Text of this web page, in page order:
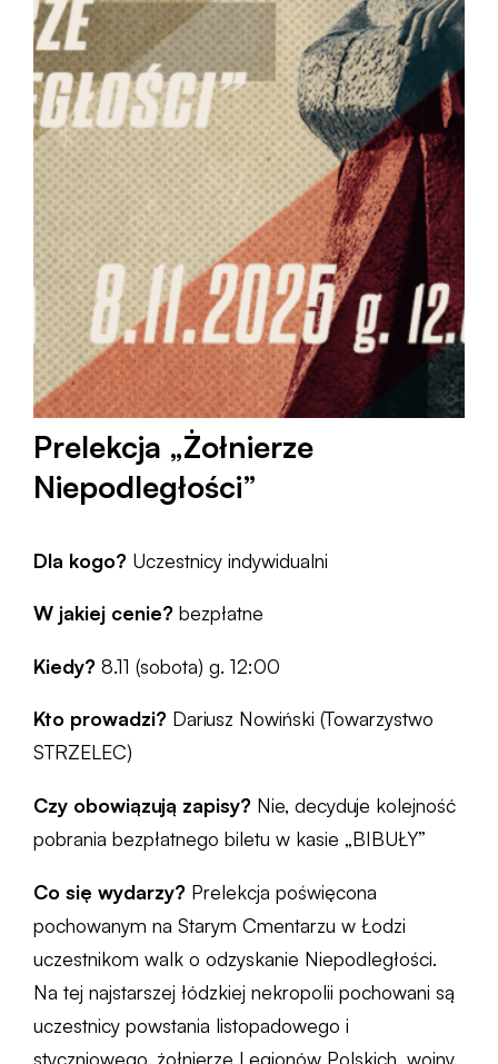
Prelekcja „Żołnierze
Niepodległości”
Dla kogo? Uczestnicy indywidualni
W jakiej cenie? bezpłatne
Kiedy? 8.11 (sobota) g. 12:00
Kto prowadzi? Dariusz Nowiński (Towarzystwo
STRZELEC)
Czy obowiązują zapisy? Nie, decyduje kolejność
pobrania bezpłatnego biletu w kasie „BIBUŁY”
Co się wydarzy? Prelekcja poświęcona
pochowanym na Starym Cmentarzu w Łodzi
uczestnikom walk o odzyskanie Niepodległości.
Na tej najstarszej łódzkiej nekropolii pochowani są
uczestnicy powstania listopadowego i
styczniowego, żołnierze Legionów Polskich, wojny